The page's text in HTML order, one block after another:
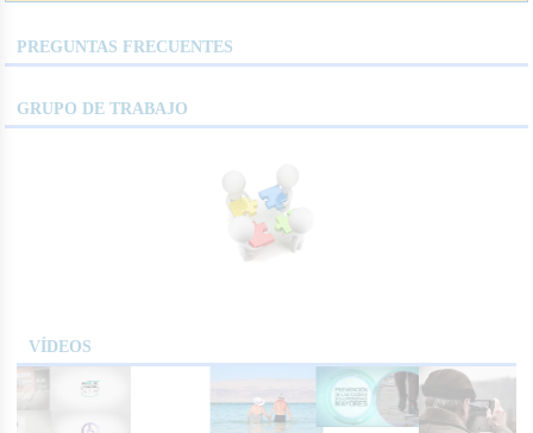
PREGUNTAS FRECUENTES
GRUPO DE TRABAJO
VÍDEOS